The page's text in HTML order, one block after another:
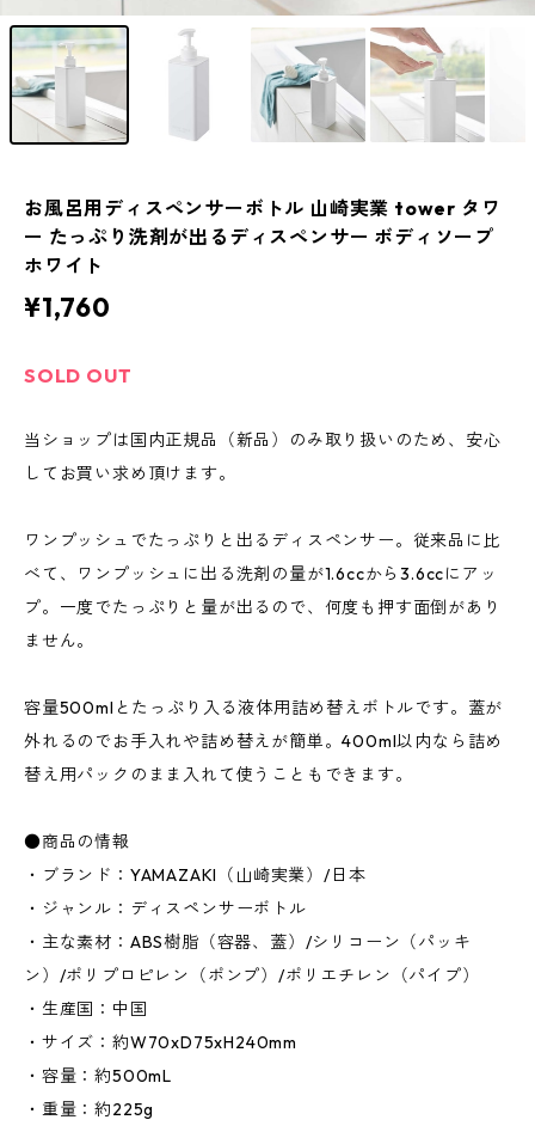
お風呂用ディスペンサーボトル 山崎実業 tower タワ
ー たっぷり洗剤が出るディスペンサー ボディソープ
ホワイト
¥1,760
SOLD OUT
当ショップは国内正規品（新品）のみ取り扱いのため、安心
してお買い求め頂けます。
ワンプッシュでたっぷりと出るディスペンサー。従来品に比
べて、ワンプッシュに出る洗剤の量が1.6ccから3.6ccにアッ
プ。一度でたっぷりと量が出るので、何度も押す面倒があり
ません。
容量500mlとたっぷり入る液体用詰め替えボトルです。蓋が
外れるのでお手入れや詰め替えが簡単。400ml以内なら詰め
替え用パックのまま入れて使うこともできます。
●商品の情報
・ブランド：YAMAZAKI（山崎実業）/日本
・ジャンル：ディスペンサーボトル
・主な素材：ABS樹脂（容器、蓋）/シリコーン（パッキ
ン）/ポリプロピレン（ポンプ）/ポリエチレン（パイプ）
・生産国：中国
・サイズ：約W70xD75xH240mm
・容量：約500mL
・重量：約225g